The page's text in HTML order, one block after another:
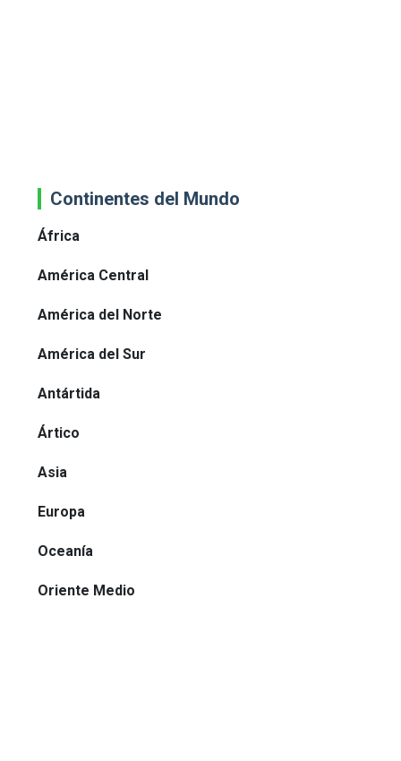
Continentes del Mundo
África
América Central
América del Norte
América del Sur
Antártida
Ártico
Asia
Europa
Oceanía
Oriente Medio